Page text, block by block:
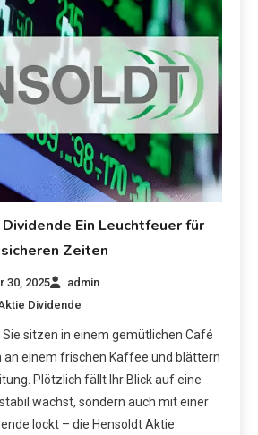
Ein Leuchtfeuer für
Zeiten
30, 2025
admin
Dividende
Sie sitzen in einem gemütlichen Café
an einem frischen Kaffee und blättern
Plötzlich fällt Ihr Blick auf eine
wächst, sondern auch mit einer
lockt – die Hensoldt Aktie